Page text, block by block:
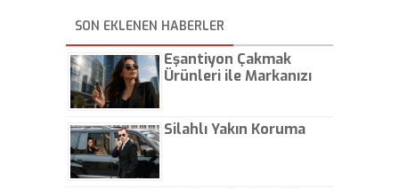
SON EKLENEN HABERLER
Eşantiyon Çakmak
Ürünleri ile Markanızı
Silahlı Yakın Koruma